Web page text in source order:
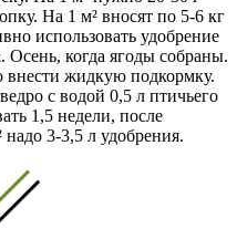
На 1 м² вносят по 5-6 кг
использовать удобрение
Осень, когда ягоды собраны.
внести жидкую подкормку.
с водой 0,5 л птичьего
1,5 недели, после
надо 3-3,5 л удобрения.